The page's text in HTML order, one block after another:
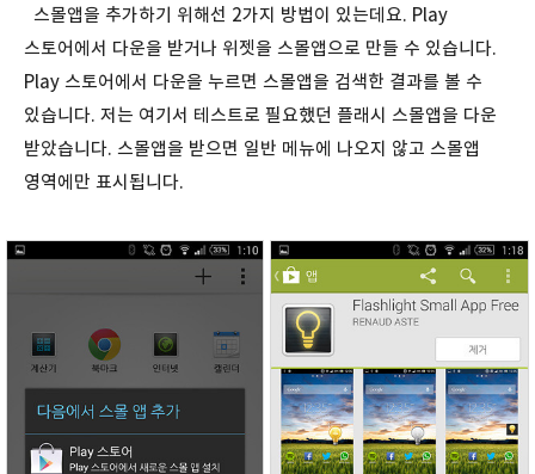
스몰앱을 추가하기 위해선 2가지 방법이 있는데요. Play
스토어에서 다운을 받거나 위젯을 스몰앱으로 만들 수 있습니다.
Play 스토어에서 다운을 누르면 스몰앱을 검색한 결과를 볼 수
있습니다. 저는 여기서 테스트로 필요했던 플래시 스몰앱을 다운
받았습니다. 스몰앱을 받으면 일반 메뉴에 나오지 않고 스몰앱
영역에만 표시됩니다.